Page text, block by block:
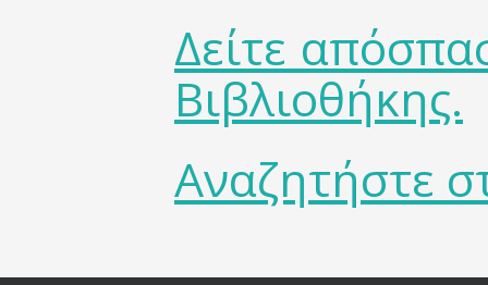
Δείτε
Βιβλιοθήκης.
Αναζητήστε